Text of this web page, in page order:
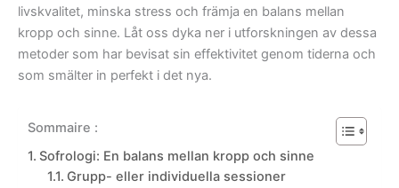
livskvalitet, minska stress och främja en balans mellan
kropp och sinne. Låt oss dyka ner i utforskningen av dessa
metoder som har bevisat sin effektivitet genom tiderna och
som smälter in perfekt i det nya.
Sommaire :
Sofrologi: En balans mellan kropp och sinne
Grupp- eller individuella sessioner